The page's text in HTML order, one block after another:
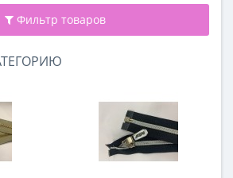
Фильтр товаров